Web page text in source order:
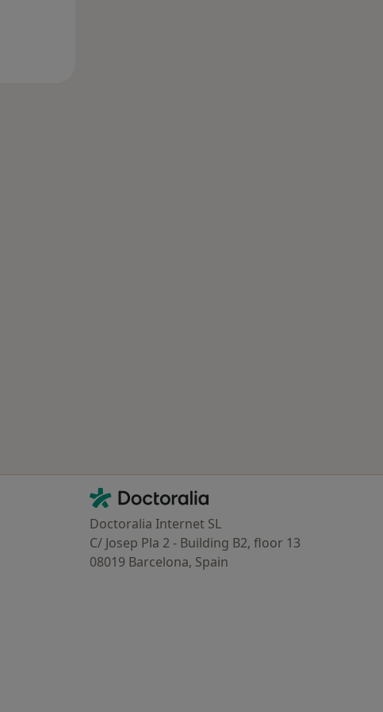
Contacto
Doctoralia - Homepage
Doctoralia Internet SL
C/ Josep Pla 2 - Building B2, floor 13
08019 Barcelona, Spain